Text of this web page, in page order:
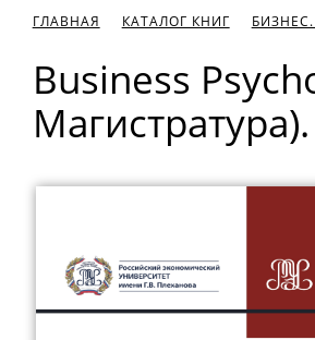
ГЛАВНАЯ КАТАЛОГ КНИГ
Business